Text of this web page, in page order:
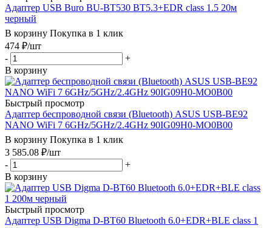
Адаптер USB Buro BU-BT530 BT5.3+EDR class 1.5 20м
черный
В корзину Покупка в 1 клик
474 ₽/шт
-
+
В корзину
Быстрый просмотр
Адаптер беспроводной связи (Bluetooth) ASUS USB-BE92
NANO WiFi 7 6GHz/5GHz/2.4GHz 90IG09H0-MO0B00
В корзину Покупка в 1 клик
3 585.08 ₽/шт
-
+
В корзину
Быстрый просмотр
Адаптер USB Digma D-BT60 Bluetooth 6.0+EDR+BLE class 1